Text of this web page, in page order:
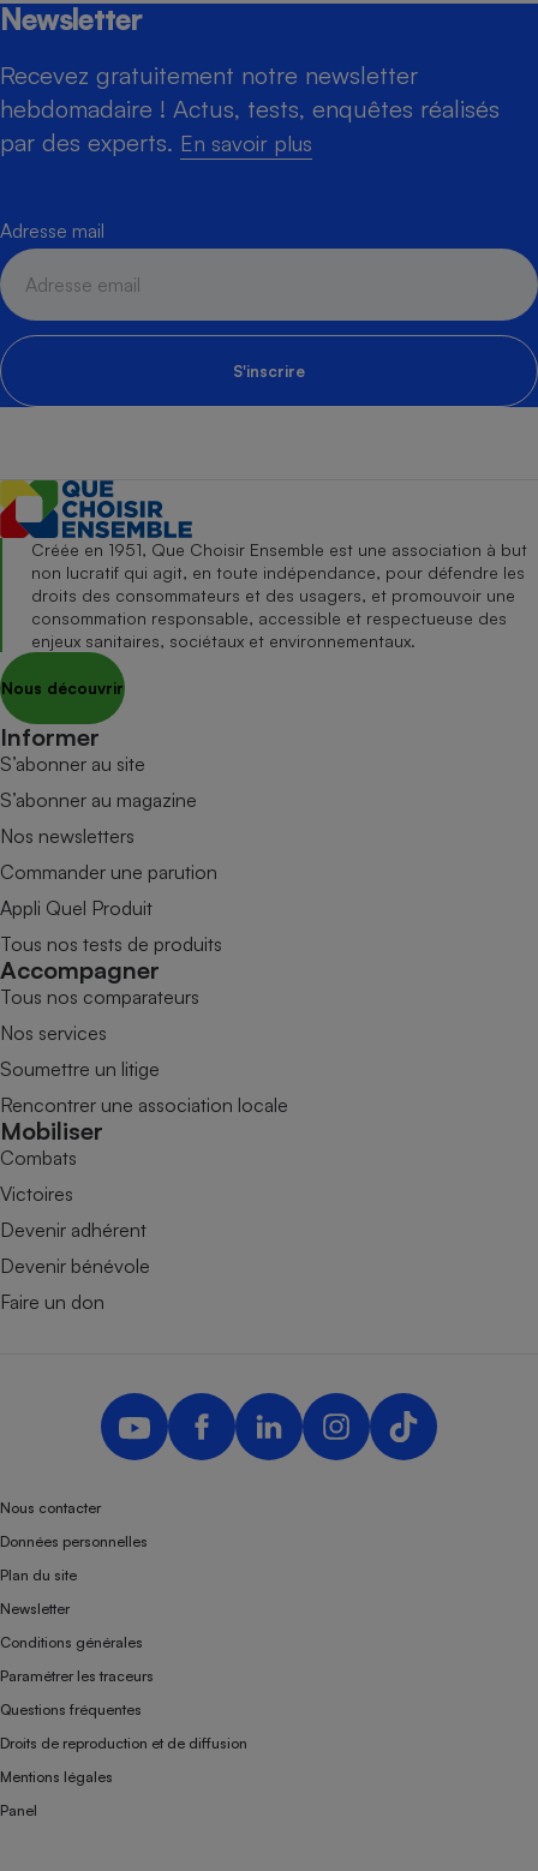
Newsletter
Recevez gratuitement notre newsletter
hebdomadaire ! Actus, tests, enquêtes réalisés
par des experts. En savoir plus
Adresse mail
S'inscrire
Créée en 1951, Que Choisir Ensemble est une association à but
non lucratif qui agit, en toute indépendance, pour défendre les
droits des consommateurs et des usagers, et promouvoir une
consommation responsable, accessible et respectueuse des
enjeux sanitaires, sociétaux et environnementaux.
Nous découvrir
Informer
S’abonner au site
S’abonner au magazine
Nos newsletters
Commander une parution
Appli Quel Produit
Tous nos tests de produits
Accompagner
Tous nos comparateurs
Nos services
Soumettre un litige
Rencontrer une association locale
Mobiliser
Combats
Victoires
Devenir adhérent
Devenir bénévole
Faire un don
Nous contacter
Données personnelles
Plan du site
Newsletter
Conditions générales
Paramétrer les traceurs
Questions fréquentes
Droits de reproduction et de diffusion
Mentions légales
Panel